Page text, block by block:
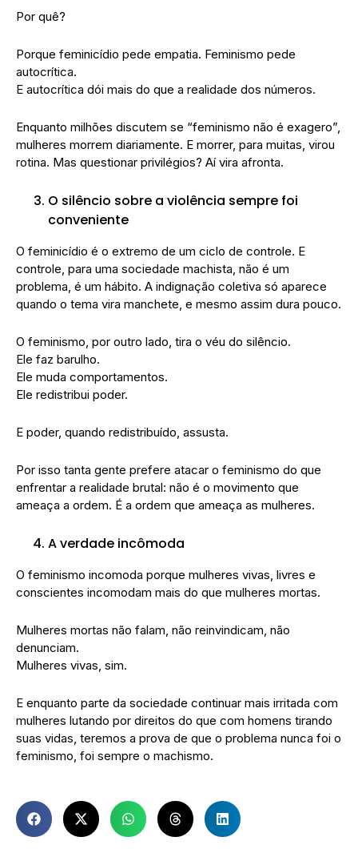
Por quê?
Porque feminicídio pede empatia. Feminismo pede
autocrítica.
E autocrítica dói mais do que a realidade dos números.
Enquanto milhões discutem se “feminismo não é exagero”,
mulheres morrem diariamente. E morrer, para muitas, virou
rotina. Mas questionar privilégios? Aí vira afronta.
O silêncio sobre a violência sempre foi
conveniente
O feminicídio é o extremo de um ciclo de controle. E
controle, para uma sociedade machista, não é um
problema, é um hábito. A indignação coletiva só aparece
quando o tema vira manchete, e mesmo assim dura pouco.
O feminismo, por outro lado, tira o véu do silêncio.
Ele faz barulho.
Ele muda comportamentos.
Ele redistribui poder.
E poder, quando redistribuído, assusta.
Por isso tanta gente prefere atacar o feminismo do que
enfrentar a realidade brutal: não é o movimento que
ameaça a ordem. É a ordem que ameaça as mulheres.
A verdade incômoda
O feminismo incomoda porque mulheres vivas, livres e
conscientes incomodam mais do que mulheres mortas.
Mulheres mortas não falam, não reinvindicam, não
denunciam.
Mulheres vivas, sim.
E enquanto parte da sociedade continuar mais irritada com
mulheres lutando por direitos do que com homens tirando
suas vidas, teremos a prova de que o problema nunca foi o
feminismo, foi sempre o machismo.